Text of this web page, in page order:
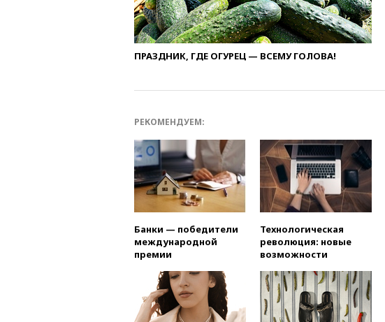
ПРАЗДНИК, ГДЕ ОГУРЕЦ — ВСЕМУ ГОЛОВА!
РЕКОМЕНДУЕМ:
Банки — победители
международной
премии
Технологическая
революция: новые
возможности